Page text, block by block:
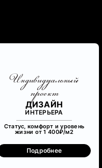
Индивидуальный
проект
ДИЗАЙН
ИНТЕРЬЕРА
Статус, комфорт и уровень
жизни от 1 400₽/м2
Подробнее